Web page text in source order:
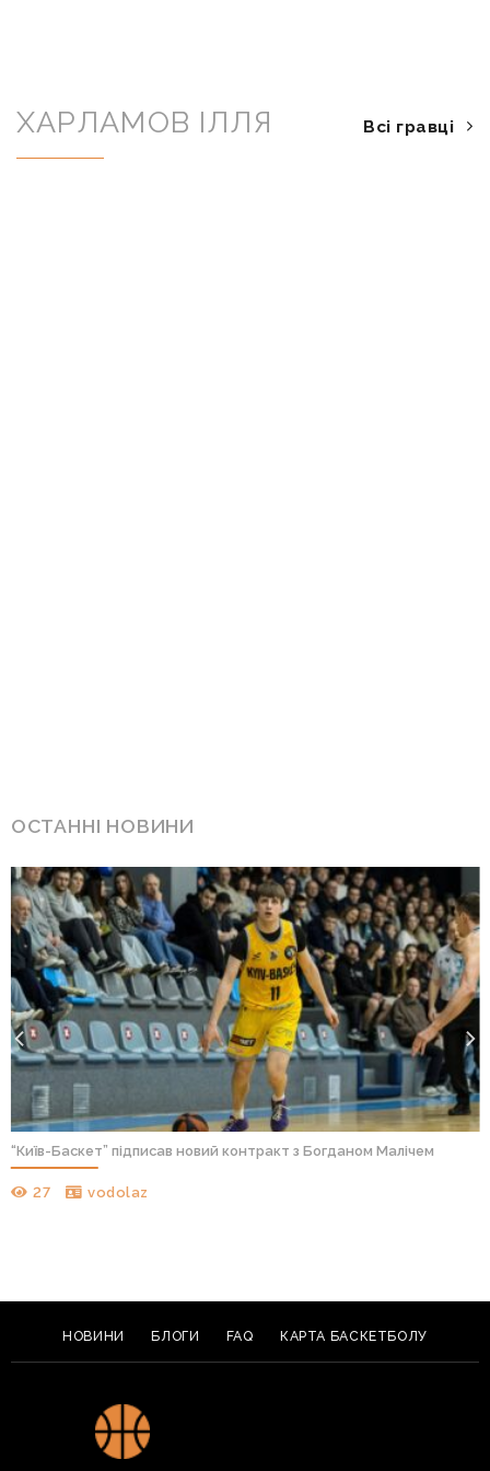
ХАРЛАМОВ ІЛЛЯ Всі гравці
ОСТАННІ НОВИНИ
“Київ-Баскет” підписав новий контракт з Богданом Малічем
27 vodolaz
НОВИНИ БЛОГИ FAQ КАРТА БАСКЕТБОЛУ